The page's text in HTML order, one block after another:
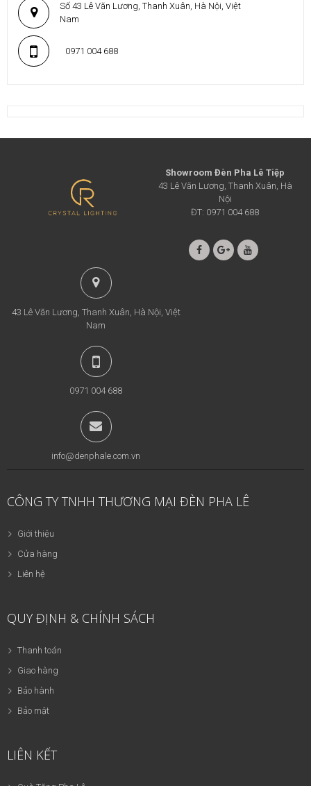
Số 43 Lê Văn Lương, Thanh Xuân, Hà Nội, Việt
Nam
0971 004 688
Showroom Đèn Pha Lê Tiệp
43 Lê Văn Lương, Thanh Xuân, Hà
Nội
ĐT: 0971 004 688
43 Lê Văn Lương, Thanh Xuân, Hà Nội, Việt
Nam
0971 004 688
info@denphale.com.vn
CÔNG TY TNHH THƯƠNG MẠI ĐÈN PHA LÊ
Giới thiệu
Cửa hàng
Liên hệ
QUY ĐỊNH & CHÍNH SÁCH
Thanh toán
Giao hàng
Bảo hành
Bảo mật
LIÊN KẾT